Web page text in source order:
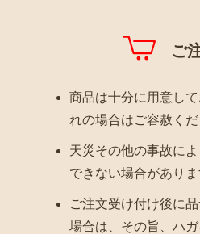
ご
商品は十分に用意し
れの場合はご容赦くだ
天災その他の事故に
できない場合がありま
ご注文受け付け後に
場合は、その旨、ハ